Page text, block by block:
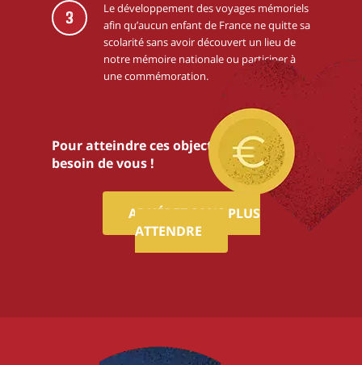
3
Le développement des voyages mémoriels
afin qu’aucun enfant de France ne quitte sa
scolarité sans avoir découvert un lieu de
notre mémoire nationale ou participer à
une commémoration.
Pour atteindre ces objectifs,nous avons
besoin de vous !
ADHÉREZ SANS PLUS
ATTENDRE